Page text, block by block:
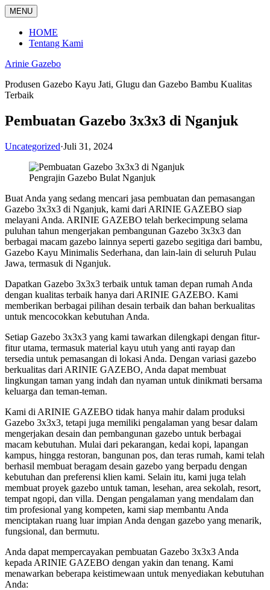
Langsung
ke
konten
MENU
HOME
Tentang Kami
Arinie Gazebo
Produsen Gazebo Kayu Jati, Glugu dan Gazebo Bambu Kualitas
Terbaik
Pembuatan Gazebo 3x3x3 di Nganjuk
Uncategorized·Juli 31, 2024
Pengrajin Gazebo Bulat Nganjuk
Buat Anda yang sedang mencari jasa pembuatan dan pemasangan
Gazebo 3x3x3 di Nganjuk, kami dari ARINIE GAZEBO siap
melayani Anda. ARINIE GAZEBO telah berkecimpung selama
puluhan tahun mengerjakan pembangunan Gazebo 3x3x3 dan
berbagai macam gazebo lainnya seperti gazebo segitiga dari bambu,
Gazebo Kayu Minimalis Sederhana, dan lain-lain di seluruh Pulau
Jawa, termasuk di Nganjuk.
Dapatkan Gazebo 3x3x3 terbaik untuk taman depan rumah Anda
dengan kualitas terbaik hanya dari ARINIE GAZEBO. Kami
memberikan berbagai pilihan desain terbaik dan bahan berkualitas
untuk mencocokkan kebutuhan Anda.
Setiap Gazebo 3x3x3 yang kami tawarkan dilengkapi dengan fitur-
fitur utama, termasuk material kayu utuh yang anti rayap dan
tersedia untuk pemasangan di lokasi Anda. Dengan variasi gazebo
berkualitas dari ARINIE GAZEBO, Anda dapat membuat
lingkungan taman yang indah dan nyaman untuk dinikmati bersama
keluarga dan teman-teman.
Kami di ARINIE GAZEBO tidak hanya mahir dalam produksi
Gazebo 3x3x3, tetapi juga memiliki pengalaman yang besar dalam
mengerjakan desain dan pembangunan gazebo untuk berbagai
macam kebutuhan. Mulai dari pekarangan, kedai kopi, lapangan
kampus, hingga restoran, bangunan pos, dan teras rumah, kami telah
berhasil membuat beragam desain gazebo yang berpadu dengan
kebutuhan dan preferensi klien kami. Selain itu, kami juga telah
membuat proyek gazebo untuk taman, lesehan, area sekolah, resort,
tempat ngopi, dan villa. Dengan pengalaman yang mendalam dan
tim profesional yang kompeten, kami siap membantu Anda
menciptakan ruang luar impian Anda dengan gazebo yang menarik,
fungsional, dan bermutu.
Anda dapat mempercayakan pembuatan Gazebo 3x3x3 Anda
kepada ARINIE GAZEBO dengan yakin dan tenang. Kami
menawarkan beberapa keistimewaan untuk menyediakan kebutuhan
Anda: